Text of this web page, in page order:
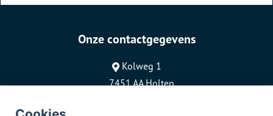
Onze contactgegevens
Kolweg 1
7451 AA Holten